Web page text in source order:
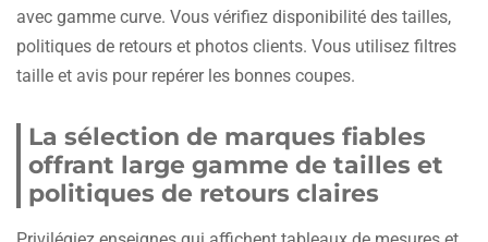
avec gamme curve. Vous vérifiez disponibilité des tailles,
politiques de retours et photos clients. Vous utilisez filtres
taille et avis pour repérer les bonnes coupes.
La sélection de marques fiables
offrant large gamme de tailles et
politiques de retours claires